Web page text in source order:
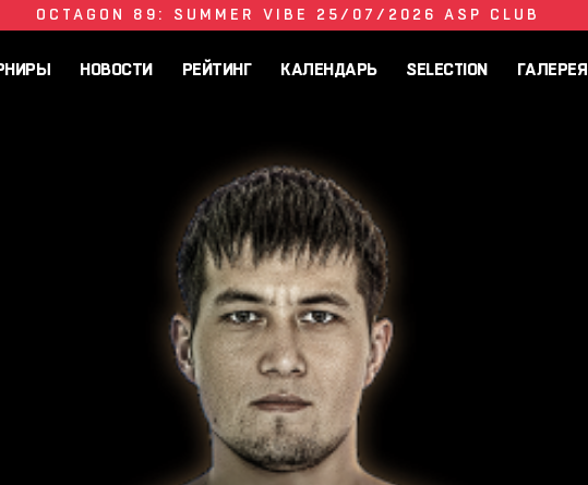
OCTAGON 89: SUMMER VIBE 25/07/2026 ASP CLUB
НОВОСТИ РЕЙТИНГ КАЛЕНДАРЬ SELECTION ГАЛЕРЕЯ